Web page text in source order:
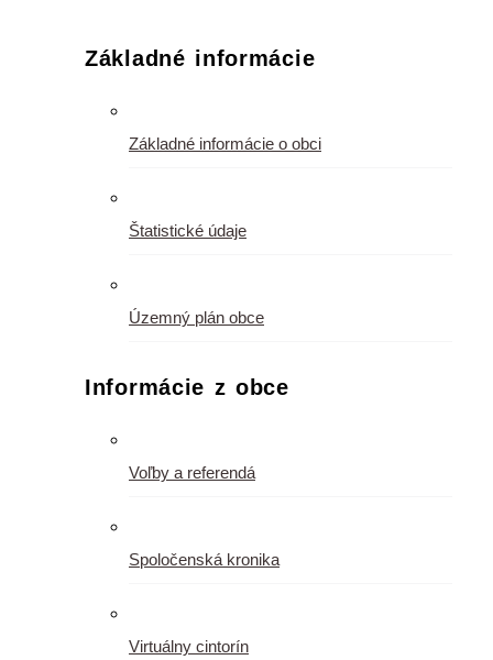
Základné informácie
Základné informácie o obci
Štatistické údaje
Územný plán obce
Informácie z obce
Voľby a referendá
Spoločenská kronika
Virtuálny cintorín